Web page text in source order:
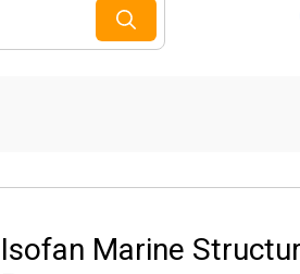
Isofan Marine